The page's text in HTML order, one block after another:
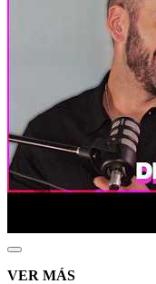
VER MÁS